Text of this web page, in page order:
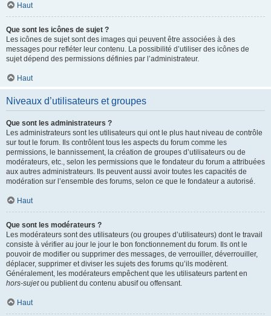
Haut
Que sont les icônes de sujet ?
Les icônes de sujet sont des images qui peuvent être associées à des
messages pour refléter leur contenu. La possibilité d’utiliser des icônes de
sujet dépend des permissions définies par l’administrateur.
Haut
Niveaux d’utilisateurs et groupes
Que sont les administrateurs ?
Les administrateurs sont les utilisateurs qui ont le plus haut niveau de contrôle
sur tout le forum. Ils contrôlent tous les aspects du forum comme les
permissions, le bannissement, la création de groupes d’utilisateurs ou de
modérateurs, etc., selon les permissions que le fondateur du forum a attribuées
aux autres administrateurs. Ils peuvent aussi avoir toutes les capacités de
modération sur l’ensemble des forums, selon ce que le fondateur a autorisé.
Haut
Que sont les modérateurs ?
Les modérateurs sont des utilisateurs (ou groupes d’utilisateurs) dont le travail
consiste à vérifier au jour le jour le bon fonctionnement du forum. Ils ont le
pouvoir de modifier ou supprimer des messages, de verrouiller, déverrouiller,
déplacer, supprimer et diviser les sujets des forums qu’ils modèrent.
Généralement, les modérateurs empêchent que les utilisateurs partent en
hors-sujetou publient du contenu abusif ou offensant.
Haut